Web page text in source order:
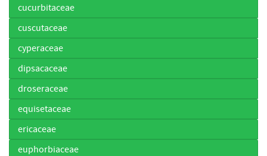
cucurbitaceae
cuscutaceae
cyperaceae
dipsacaceae
droseraceae
equisetaceae
ericaceae
euphorbiaceae